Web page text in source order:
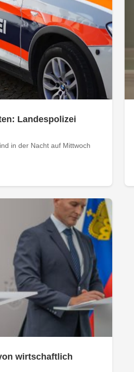
Landespolizei
in der Nacht auf Mittwoch
wirtschaftlich